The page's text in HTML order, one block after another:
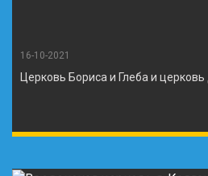
16-10-2021
Церковь Бориса и Глеба и